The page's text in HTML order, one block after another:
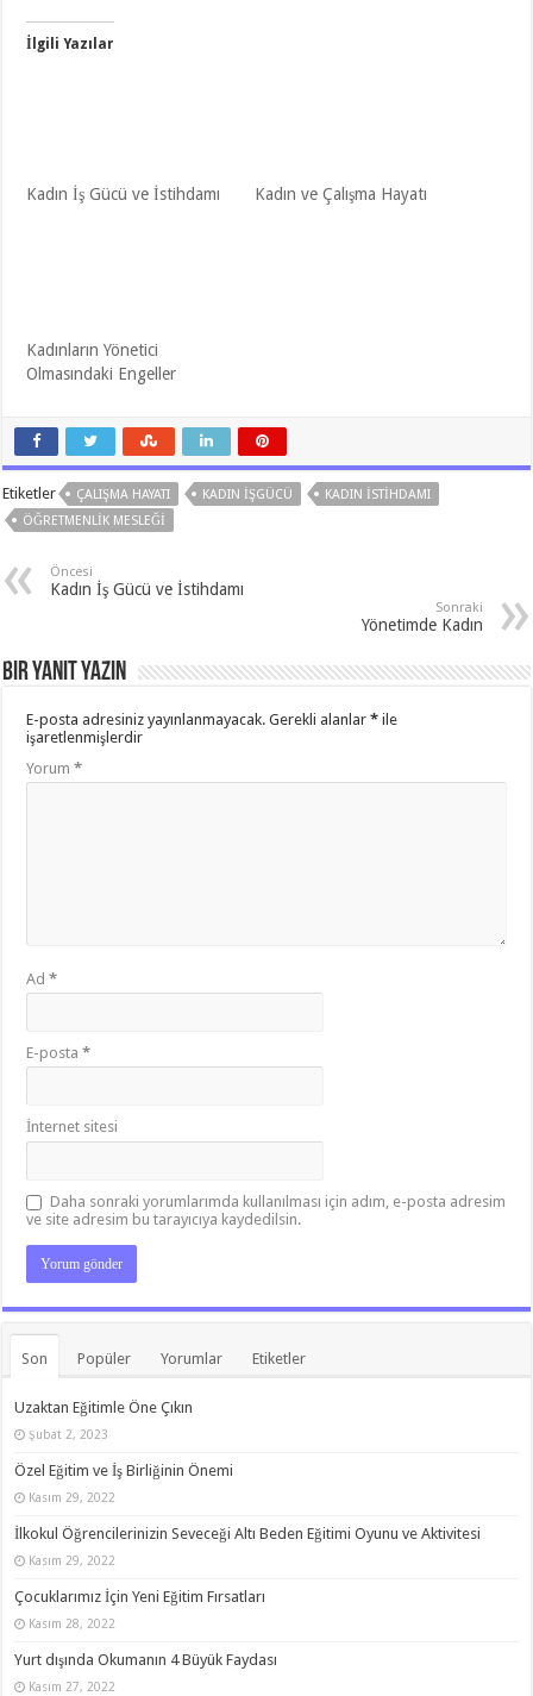
İlgili Yazılar
Kadın İş Gücü ve İstihdamı Kadın ve Çalışma Hayatı
Kadınların Yönetici
Olmasındaki Engeller
Etiketler ÇALIŞMA HAYATI KADIN IŞGÜCÜ
KADIN ISTIHDAMI
ÖĞRETMENLIK MESLEĞI
Öncesi
Kadın İş Gücü ve İstihdamı
Sonraki
Yönetimde Kadın
Bir yanıt yazın
E-posta adresiniz yayınlanmayacak. Gerekli alanlar* ile
işaretlenmişlerdir
Yorum*
Ad*
E-posta*
İnternet sitesi
Daha sonraki yorumlarımda kullanılması için adım, e-posta adresim
ve site adresim bu tarayıcıya kaydedilsin.
Son Popüler Yorumlar Etiketler
Uzaktan Eğitimle Öne Çıkın
Şubat 2, 2023
Özel Eğitim ve İş Birliğinin Önemi
Kasım 29, 2022
İlkokul Öğrencilerinizin Seveceği Altı Beden Eğitimi Oyunu ve Aktivitesi
Kasım 29, 2022
Çocuklarımız İçin Yeni Eğitim Fırsatları
Kasım 28, 2022
Yurt dışında Okumanın 4 Büyük Faydası
Kasım 27, 2022